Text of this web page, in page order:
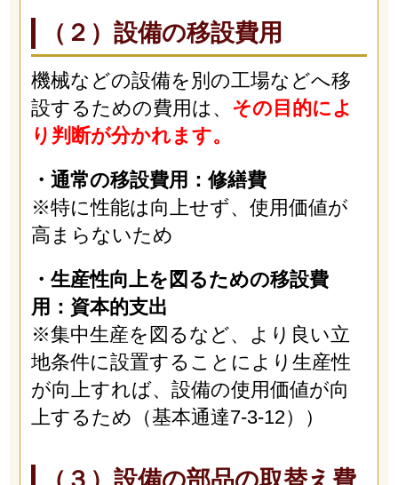
（２）設備の移設費用
機械などの設備を別の工場などへ移
設するための費用は、 その目的によ
り判断が分かれます。
・通常の移設費用：修繕費
※特に性能は向上せず、使用価値が
高まらないため
・生産性向上を図るための移設費
用：資本的支出
※集中生産を図るなど、より良い立
地条件に設置することにより生産性
が向上すれば、設備の使用価値が向
上するため（基本通達7-3-12））